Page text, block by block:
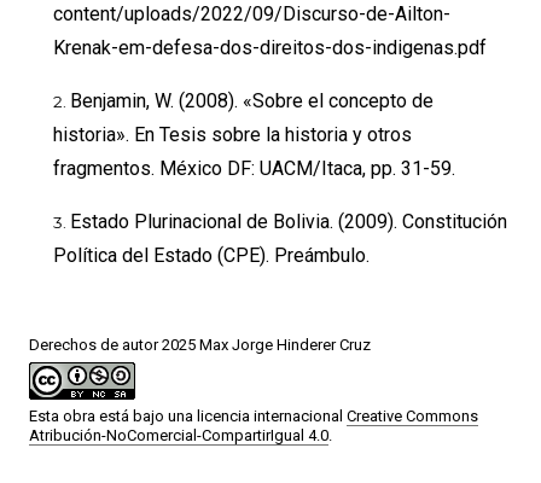
Derechos de autor 2025 Max Jorge Hinderer Cruz
Esta obra está bajo una licencia internacional Creative Commons
Atribución-NoComercial-CompartirIgual 4.0.
content/uploads/2022/09/Discurso-de-Ailton-
Krenak-em-defesa-dos-direitos-dos-indigenas.pdf
Benjamin, W. (2008). «Sobre el concepto de
historia». En Tesis sobre la historia y otros
fragmentos. México DF: UACM/Itaca, pp. 31-59.
Estado Plurinacional de Bolivia. (2009). Constitución
Política del Estado (CPE). Preámbulo.